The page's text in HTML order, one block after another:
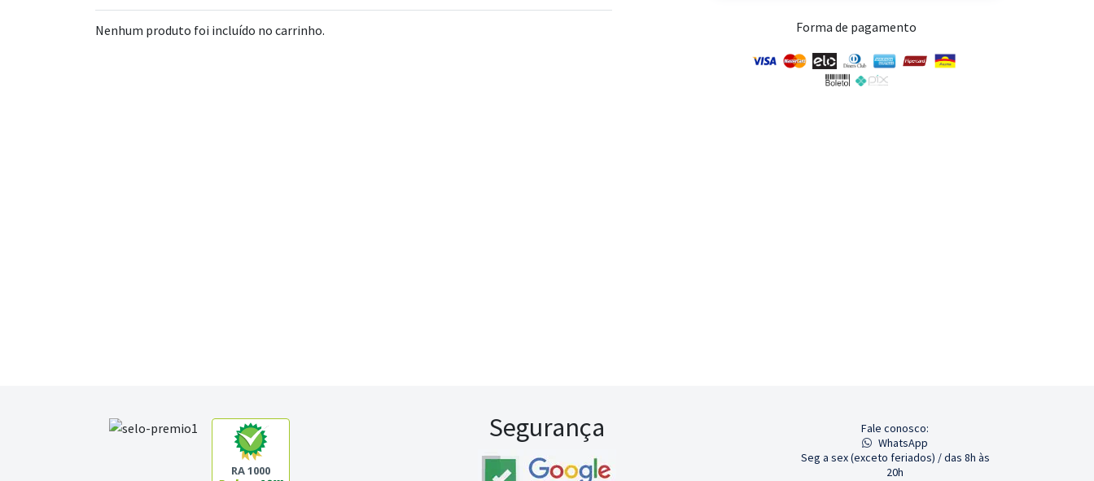
Nenhum produto foi incluído no carrinho. Forma de pagamento
RA 1000
Segurança
Fale conosco:
WhatsApp
Seg a sex (exceto feriados) / das 8h às
20h